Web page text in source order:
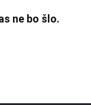
ne bo šlo.